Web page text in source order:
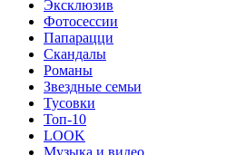
Эксклюзив
Фотосессии
Папарацци
Скандалы
Романы
Звездные семьи
Тусовки
Топ-10
LOOK
Музыка и видео